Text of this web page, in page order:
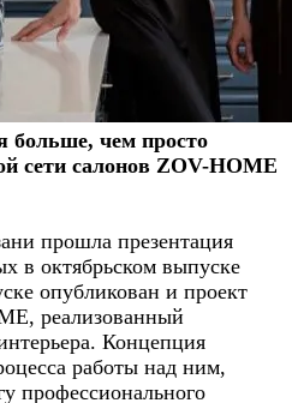
больше, чем просто
сети салонов ZOV-HOME
прошла презентация
в октябрьском выпуске
опубликован и проект
реализованный
Концепция
работы над ним,
профессионального